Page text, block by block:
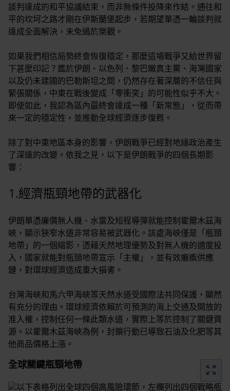
談判達成的和平協議結束，而非無條件投降來作結。通往和
平的坎坷之路才剛在伊斯蘭堡起步，若期望單憑一輪談判就
達成全面解決，未免過於樂觀。
如果我們相信局勢終會恢復穩定，那麼這場戰爭又給世界留
下甚麼印記？鑑於伊朗、以色列、黎巴嫩真主黨、海灣國家
以及仍未建國的巴勒斯坦之間，仍然存在著深層的不信任與
緊張關係，中東在戰後變成「零衝突」的可能性似乎不大。
即使如此，我認為區內最終會達成一種「新常態」，從而帶
來一定的穩定性，並推動全球經濟逐步復甦。
除了對中東地區本身的影響，伊朗戰爭已經對地緣政治產生
了深遠的改變。依我之見，以下是伊朗戰爭的四個長期影
響：
1.經濟瓶頸地帶的武器化
伊朗單憑廉價無人機、水雷及短程導彈就能控制霍爾木茲海
峽，顯示狹窄水道非常容易被武器化。該處海峽僅是「瓶頸
地帶」的一個縮影，憑藉天然地理優勢及對無人機的適度投
入，國家就能對瓶頸地帶宣示「主權」，並有效癱瘓供應
鏈，對環球經濟造成重大損害。
台灣海峽和馬六甲海峽等天然水道受國際法共同保護，顯然
有充分的理由。環球經濟依賴於可預測的海上交通及開放的
准入權，控制任何一條此類水道，實際上等於控制了關鍵資
源。以霍爾木茲海峽為例，封鎖行動已導致石油及化肥等其
他商品價格上漲。
全球關鍵瓶頸地帶 zoom_out_map